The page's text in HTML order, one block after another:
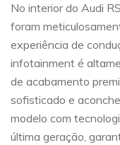
No interior do Audi
foram
experiência de
infotainment é
de acabamento
sofisticado e
modelo com
última geração,